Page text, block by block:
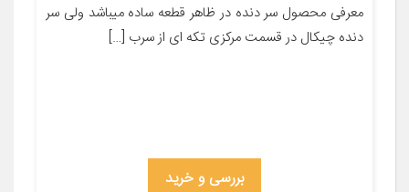
معرفی محصول سر دنده در ظاهر قطعه ساده میباشد ولی سر
دنده چیکال در قسمت مرکزی تکه ای از سرب […]
بررسی و خرید